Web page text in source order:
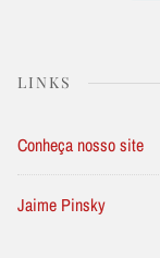
LINKS
Conheça nosso site
Jaime Pinsky